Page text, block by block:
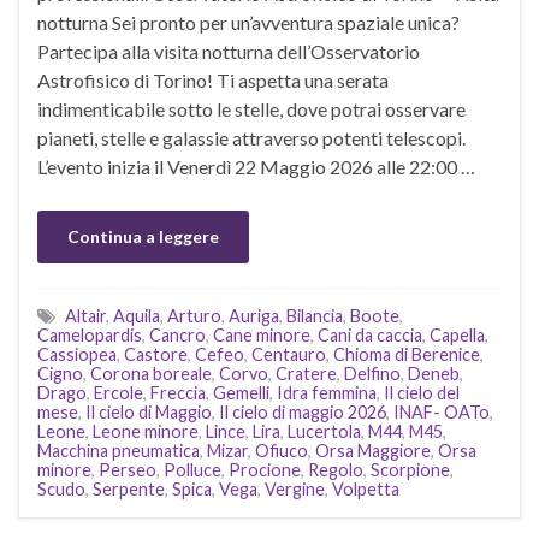
notturna Sei pronto per un’avventura spaziale unica?
Partecipa alla visita notturna dell’Osservatorio
Astrofisico di Torino! Ti aspetta una serata
indimenticabile sotto le stelle, dove potrai osservare
pianeti, stelle e galassie attraverso potenti telescopi.
L’evento inizia il Venerdì 22 Maggio 2026 alle 22:00 …
Continua a leggere
Altair, Aquila, Arturo, Auriga, Bilancia, Boote,
Camelopardis, Cancro, Cane minore, Cani da caccia, Capella,
Cassiopea, Castore, Cefeo, Centauro, Chioma di Berenice,
Cigno, Corona boreale, Corvo, Cratere, Delfino, Deneb,
Drago, Ercole, Freccia, Gemelli, Idra femmina, Il cielo del
mese, Il cielo di Maggio, Il cielo di maggio 2026, INAF- OATo,
Leone, Leone minore, Lince, Lira, Lucertola, M44, M45,
Macchina pneumatica, Mizar, Ofiuco, Orsa Maggiore, Orsa
minore, Perseo, Polluce, Procione, Regolo, Scorpione,
Scudo, Serpente, Spica, Vega, Vergine, Volpetta